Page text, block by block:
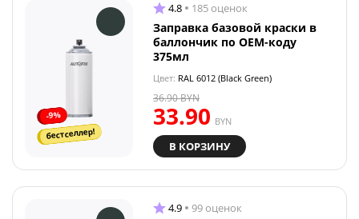
-9%
бестселлер!
4.8 185 оценок
Заправка базовой краски в
баллончик по OEM-коду
375мл
Цвет: RAL 6012 (Black Green)
33.90 BYN
36.90BYN
В КОРЗИНУ
4.9 99 оценок